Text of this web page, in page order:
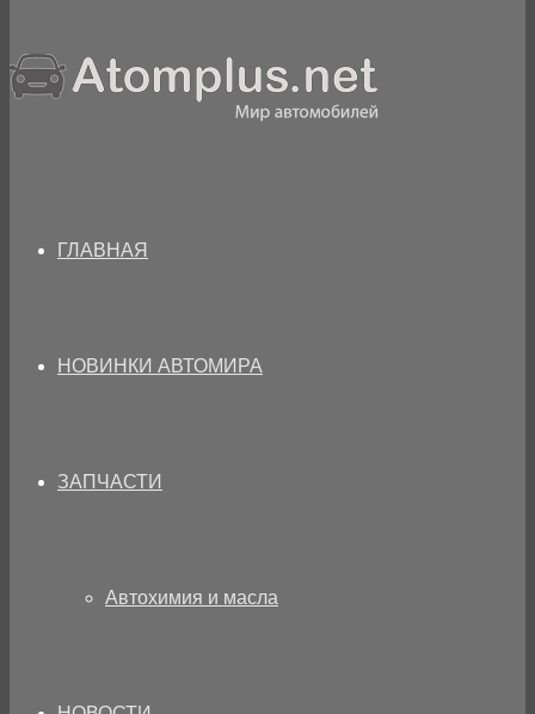
ГЛАВНАЯ
НОВИНКИ АВТОМИРА
ЗАПЧАСТИ
Автохимия и масла